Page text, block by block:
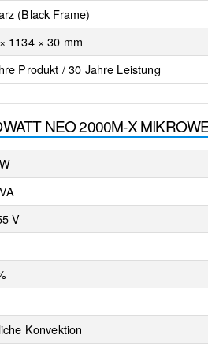
(Black Frame)
1134 × 30 mm
Produkt / 30 Jahre Leistung
NEO 2000M-X
V
Konvektion